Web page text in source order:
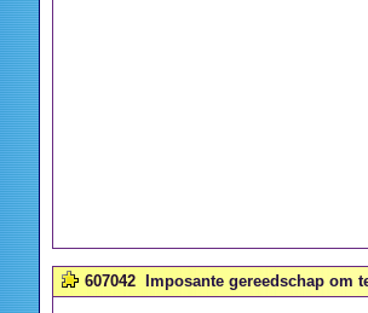
607042 Imposante gereedschap om